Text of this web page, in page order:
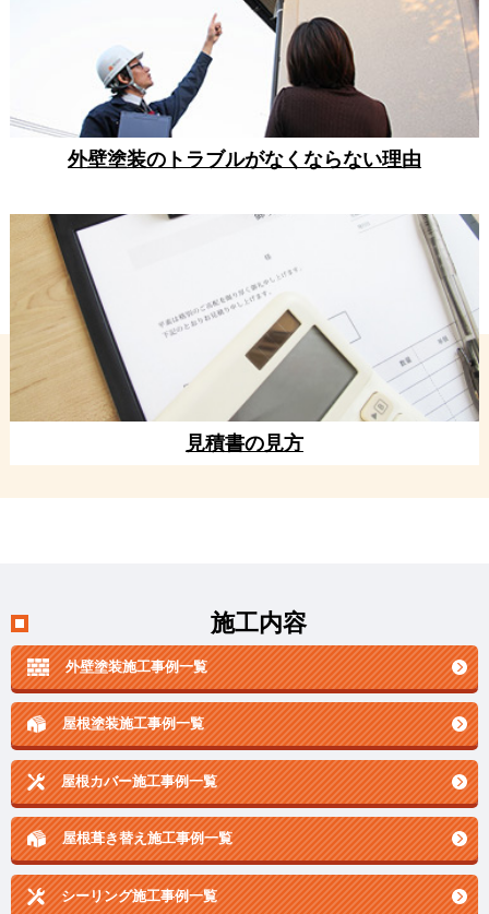
外壁塗装のトラブルがなくならない理由
見積書の見方
施工内容
外壁塗装施工事例一覧
屋根塗装施工事例一覧
屋根カバー施工事例一覧
屋根葺き替え施工事例一覧
シーリング施工事例一覧